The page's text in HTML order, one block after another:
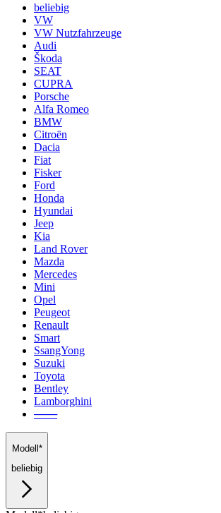
beliebig
VW
VW Nutzfahrzeuge
Audi
Škoda
SEAT
CUPRA
Porsche
Alfa Romeo
BMW
Citroën
Dacia
Fiat
Fisker
Ford
Honda
Hyundai
Jeep
Kia
Land Rover
Mazda
Mercedes
Mini
Opel
Peugeot
Renault
Smart
SsangYong
Suzuki
Toyota
Bentley
Lamborghini
───
Modell*
beliebig